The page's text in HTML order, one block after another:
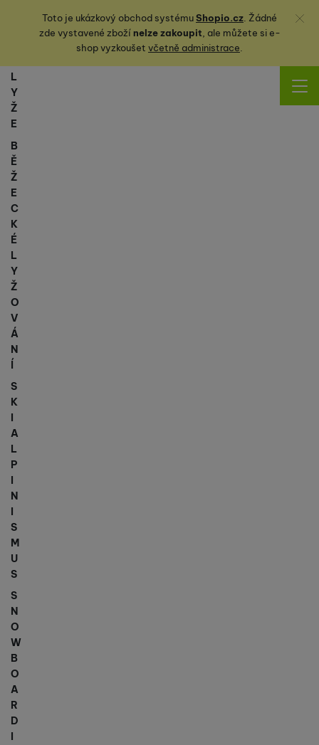
Toto je ukázkový obchod systémuShopio.cz. Žádné
zde vystavené zbožínelze zakoupit, ale můžete sie-
shop vyzkoušet včetně administrace.
Zavřít
L
Y
Ž
E
B
Ě
Ž
E
C
K
É
L
Y
Ž
O
V
Á
N
Í
S
K
I
A
L
P
I
N
I
S
M
U
S
S
N
O
W
B
O
A
R
D